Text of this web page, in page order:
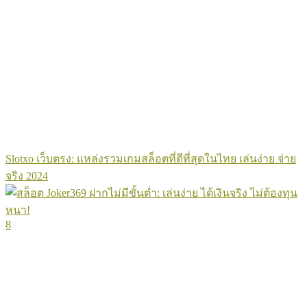
Slotxo เว็บตรง: แหล่งรวมเกมสล็อตที่ดีที่สุดในไทย เล่นง่าย จ่าย
จริง 2024
8